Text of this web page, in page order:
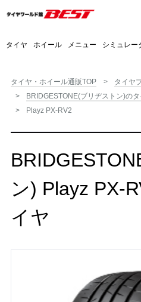
タイヤ ホイール メニュー シミュレー
タイヤ・ホイール通販TOP
タイヤ
BRIDGESTONE(ブリヂストン)のタ
Playz PX-RV2
ン) Playz PX-
イヤ